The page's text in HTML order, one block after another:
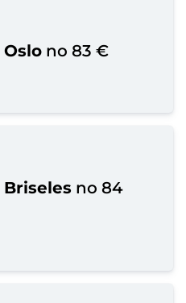
Oslo no 83 €
Briseles no 84